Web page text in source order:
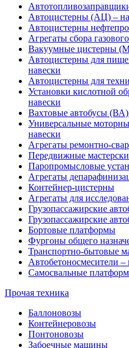
Автоцистерны (АЦ) –
Автоцистерны
Агрегаты сбора
Вакуумные цистерны
Автоцистерны для
навески
Автоцистерны для
Установки кислотной
навески
Вахтовые автобусы (ВА)
Универсальные
навески
Агрегаты ремонтно-
Передвижные
Паропромысловые
Агрегаты
Контейнер-цистерны
Агрегаты для
Грузопассажирские
Грузопассажирские
Бортовые платформы
Фургоны общего
Транспортно-бытовые
Автобетоносмесители –
Самосвальные
Прочая техника
Баллоновозы
Контейнеровозы
Понтоновозы
Забоечные машины